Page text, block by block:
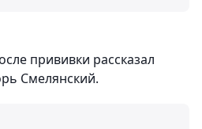
прививки рассказал
Смелянский.